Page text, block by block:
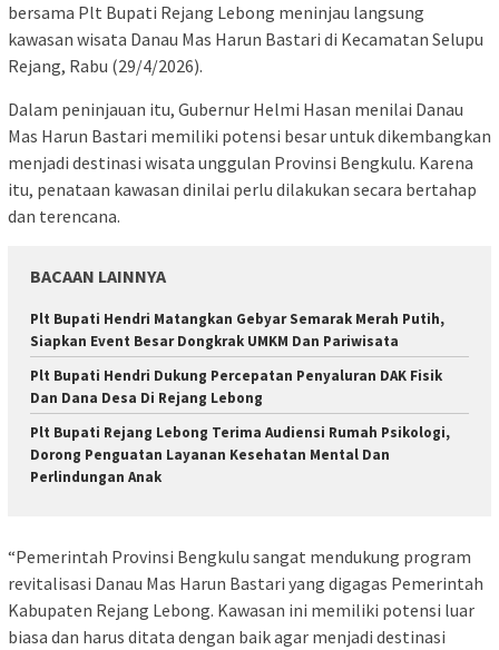
bersama Plt Bupati Rejang Lebong meninjau langsung
kawasan wisata Danau Mas Harun Bastari di Kecamatan Selupu
Rejang, Rabu (29/4/2026).
Dalam peninjauan itu, Gubernur Helmi Hasan menilai Danau
Mas Harun Bastari memiliki potensi besar untuk dikembangkan
menjadi destinasi wisata unggulan Provinsi Bengkulu. Karena
itu, penataan kawasan dinilai perlu dilakukan secara bertahap
dan terencana.
BACAAN LAINNYA
Plt Bupati Hendri Matangkan Gebyar Semarak Merah Putih,
Siapkan Event Besar Dongkrak UMKM Dan Pariwisata
Plt Bupati Hendri Dukung Percepatan Penyaluran DAK Fisik
Dan Dana Desa Di Rejang Lebong
Plt Bupati Rejang Lebong Terima Audiensi Rumah Psikologi,
Dorong Penguatan Layanan Kesehatan Mental Dan
Perlindungan Anak
“Pemerintah Provinsi Bengkulu sangat mendukung program
revitalisasi Danau Mas Harun Bastari yang digagas Pemerintah
Kabupaten Rejang Lebong. Kawasan ini memiliki potensi luar
biasa dan harus ditata dengan baik agar menjadi destinasi